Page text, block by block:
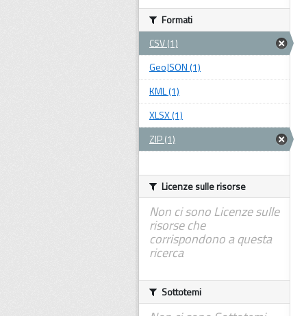
Formati
CSV (1)
GeoJSON (1)
KML (1)
XLSX (1)
ZIP (1)
Licenze sulle risorse
Non ci sono Licenze sulle
risorse che
corrispondono a questa
ricerca
Sottotemi